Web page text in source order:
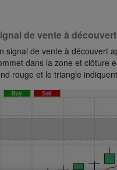
de vente à découvert
signal de vente à découvert
dans la zone et clôture
rouge et le triangle